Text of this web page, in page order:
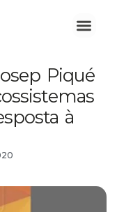
Piqué
à